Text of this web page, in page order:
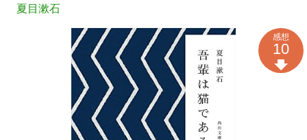
夏目漱石
感想
10